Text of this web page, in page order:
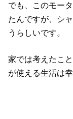
でも、このモー
たんですが、シ
うらしいです。
家では考えたこ
が使える生活は幸